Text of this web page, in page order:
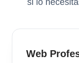
Web